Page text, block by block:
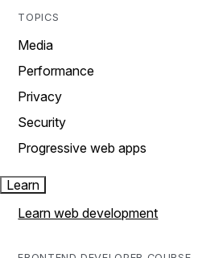
TOPICS
Media
Performance
Privacy
Security
Progressive web apps
Learn
Learn web development